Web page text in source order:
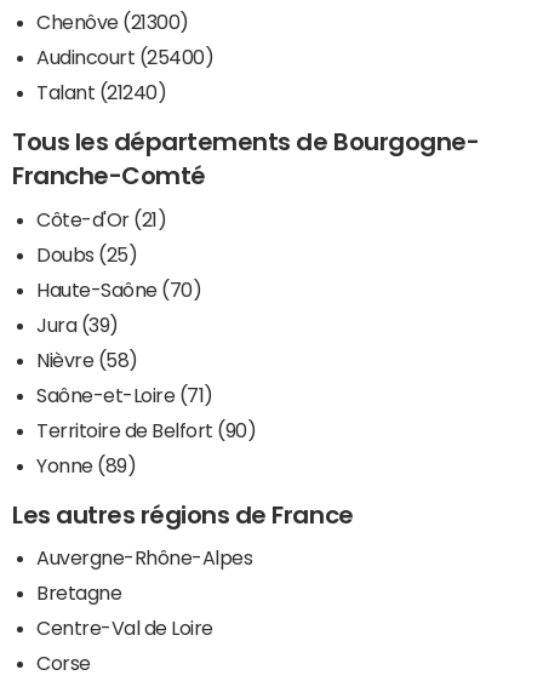
Chenôve (21300)
Audincourt (25400)
Talant (21240)
Tous les départements de Bourgogne-
Franche-Comté
Côte-d'Or (21)
Doubs (25)
Haute-Saône (70)
Jura (39)
Nièvre (58)
Saône-et-Loire (71)
Territoire de Belfort (90)
Yonne (89)
Les autres régions de France
Auvergne-Rhône-Alpes
Bretagne
Centre-Val de Loire
Corse